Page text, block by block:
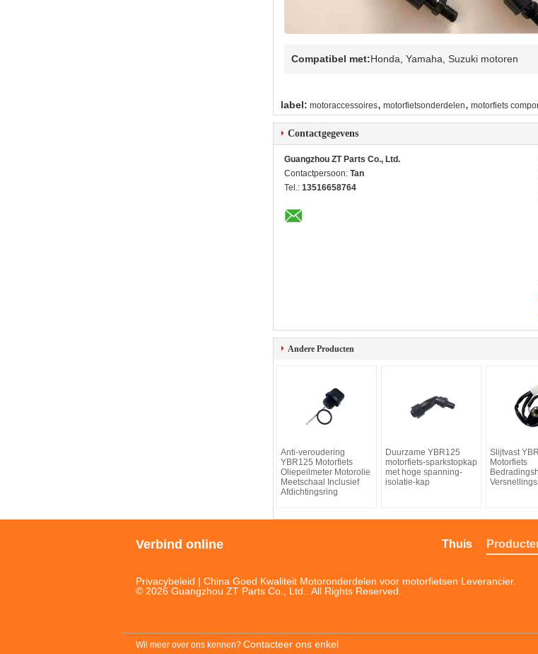
Compatibel met:Honda, Yamaha, Suzuki motoren
label: motoraccessoires, motorfietsonderdelen, motorfiets
Contactgegevens
Guangzhou ZT Parts Co., Ltd.
Contactpersoon: Tan
Tel.: 13516658764
Andere Producten
Anti-veroudering
YBR125 Motorfiets
Oliepeilmeter Motorolie
Meetschaal Inclusief
Afdichtingsring
Duurzame YBR125
motorfiets-sparkstopkap
met hoge spanning-
isolatie-kap
Slijtvast
Motorfiets
Verbind online Thuis
Privacybeleid | China Goed Kwaliteit Motoronderdelen voor motorfietsen Leverancier.
© 2026 Guangzhou ZT Parts Co., Ltd.. All Rights Reserved.
Wil meer over ons kennen? Contacteer ons enkel